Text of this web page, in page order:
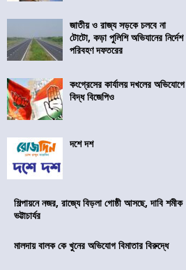
জাতীয় ও রাজ্য সড়কে চলবে না
টোটো, কড়া পুলিশি অভিযানের নির্দেশ
পরিবহণ দফতরের
কংগ্রেসের কার্যালয় দখলের অভিযোগে
বিদ্ধ বিজেপিও
দশে দশ
শিল্পায়নে নজর, রাজ্যে বিড়লা গোষ্ঠী আসছে, দাবি শমীক
ভট্টাচার্যর
মালদায় বালক কে খুনের অভিযোগ বিমাতার বিরুদ্ধে